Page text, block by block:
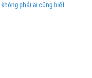
phải ai cũng biết